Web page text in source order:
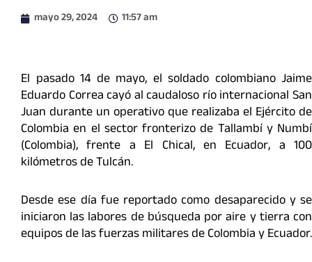
mayo 29, 2024 11:57 am
El pasado 14 de mayo, el soldado colombiano Jaime
Eduardo Correa cayó al caudaloso río internacional San
Juan durante un operativo que realizaba el Ejército de
Colombia en el sector fronterizo de Tallambí y Numbí
(Colombia), frente a El Chical, en Ecuador, a 100
kilómetros de Tulcán.
Desde ese día fue reportado como desaparecido y se
iniciaron las labores de búsqueda por aire y tierra con
equipos de las fuerzas militares de Colombia y Ecuador.